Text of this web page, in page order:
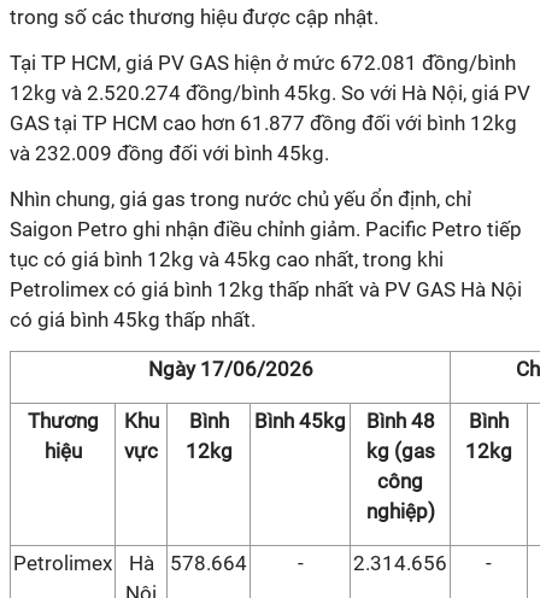
trong số các thương hiệu được cập nhật.
Tại TP HCM, giá PV GAS hiện ở mức 672.081 đồng/bình
12kg và 2.520.274 đồng/bình 45kg. So với Hà Nội, giá PV
GAS tại TP HCM cao hơn 61.877 đồng đối với bình 12kg
và 232.009 đồng đối với bình 45kg.
Nhìn chung, giá gas trong nước chủ yếu ổn định, chỉ
Saigon Petro ghi nhận điều chỉnh giảm. Pacific Petro tiếp
tục có giá bình 12kg và 45kg cao nhất, trong khi
Petrolimex có giá bình 12kg thấp nhất và PV GAS Hà Nội
có giá bình 45kg thấp nhất.
Ngày 17/06/2026
Thương
hiệu
Khu
vực
Bình
12kg
Bình 45kg
Bình 48
kg (gas
công
nghiệp)
Bình
12kg
Petrolimex
Hà
Nội
578.664 - 2.314.656 -